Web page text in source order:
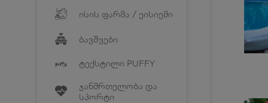
ისის ფარმა / ეისიემი
ბავშვები
ტექსტილი PUFFY
ჯანმრთელობა და
სპორტი